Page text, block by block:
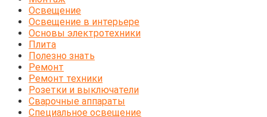
Освещение
Освещение в интерьере
Основы электротехники
Плита
Полезно знать
Ремонт
Ремонт техники
Розетки и выключатели
Сварочные аппараты
Специальное освещение